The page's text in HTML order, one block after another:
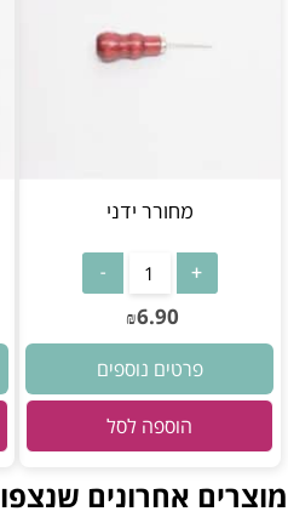
מחורר ידני
₪6.90
פרטים נוספים
הוספה לסל
מוצרים אחרונים שנצפו